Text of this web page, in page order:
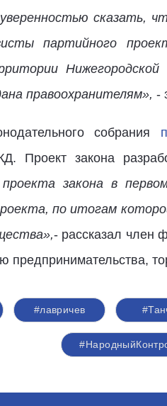
сказать,
партийного
правоохранителям», -
собрания
Проект закона
закона в
по итогам
- рассказал член
#лавричев